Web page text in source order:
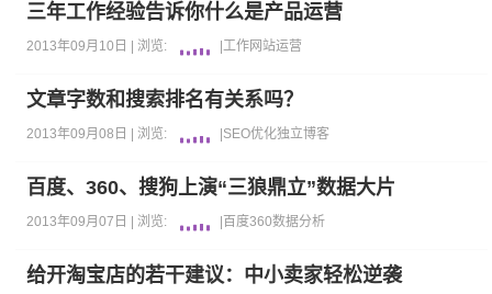
三年工作经验告诉你什么是产品运营
2013年09月10日 | 浏览: |工作网站运营
文章字数和搜索排名有关系吗？
2013年09月08日 | 浏览: SEO优化独立博客
百度、360、搜狗上演“三狼鼎立”数据大片
2013年09月07日 | 浏览: 百度360数据分析
给开淘宝店的若干建议：中小卖家轻松逆袭